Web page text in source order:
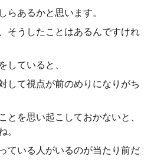
らあるかと思います。
そうしたことはあるんですけれ
していると、
して視点が前のめりになりがち
とを思い起こしておかないと、
。
ている人がいるのが当たり前だ